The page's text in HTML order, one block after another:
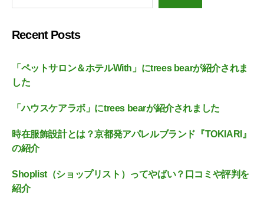
Recent Posts
「ペットサロン＆ホテルWith」にtrees bearが紹介されま
した
「ハウスケアラボ」にtrees bearが紹介されました
時在服飾設計とは？京都発アパレルブランド『TOKIARI』
の紹介
Shoplist（ショップリスト）ってやばい？口コミや評判を
紹介